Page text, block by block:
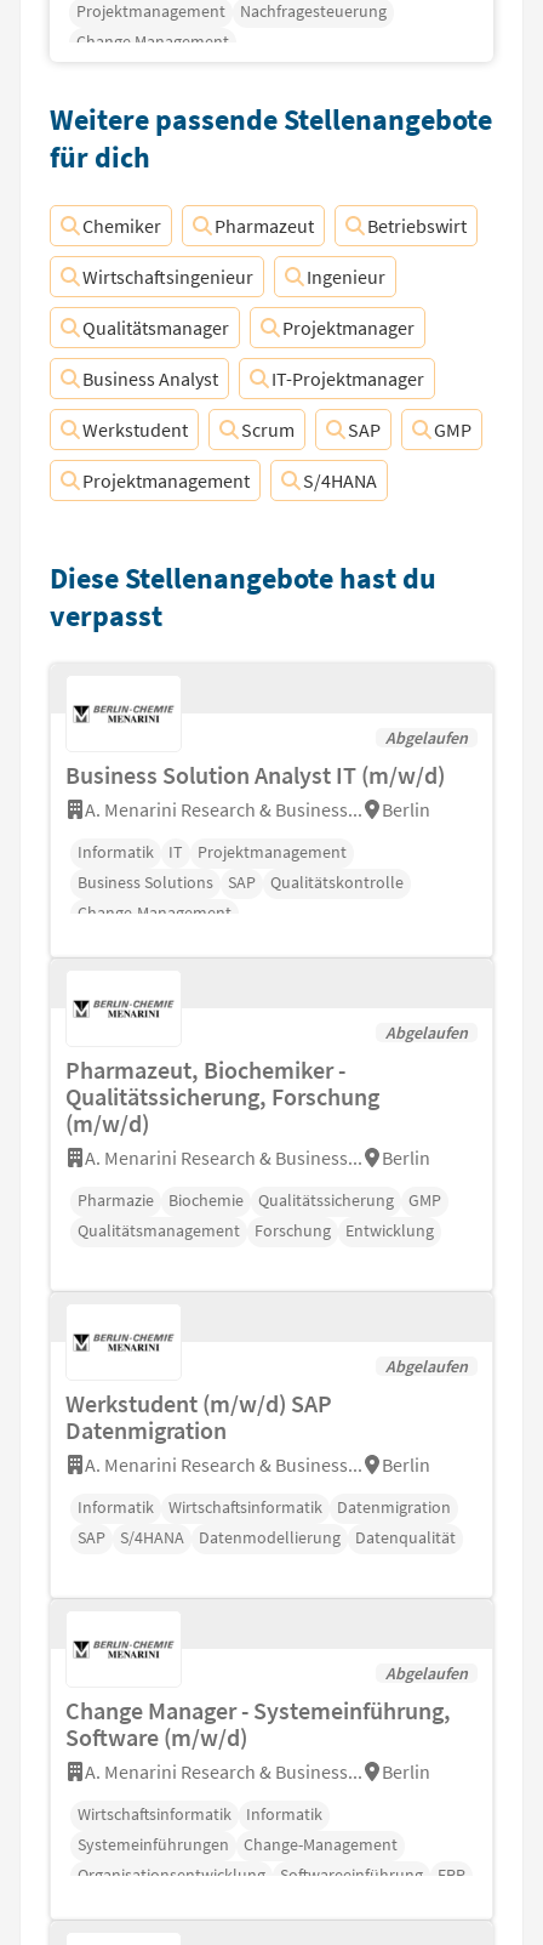
Projektmanagement
Nachfragesteuerung
Change Management
Weitere passende Stellenangebote
für dich
Chemiker Pharmazeut Betriebswirt
Wirtschaftsingenieur Ingenieur
Qualitätsmanager Projektmanager
Business Analyst IT-Projektmanager
Werkstudent Scrum SAP GMP
Projektmanagement S/4HANA
Diese Stellenangebote hast du
verpasst
Abgelaufen
Business Solution Analyst IT (m/w/d)
A. Menarini Research & Business... Berlin
Informatik IT
Projektmanagement
Business Solutions
SAP
Qualitätskontrolle
Change-Management
Abgelaufen
Pharmazeut, Biochemiker -
Qualitätssicherung, Forschung
(m/w/d)
A. Menarini Research & Business... Berlin
Pharmazie Biochemie Qualitätssicherung
GMP
Qualitätsmanagement
Forschung Entwicklung
Abgelaufen
Werkstudent (m/w/d) SAP
Datenmigration
A. Menarini Research & Business... Berlin
Informatik Wirtschaftsinformatik
Datenmigration
SAP
S/4HANA Datenmodellierung Datenqualität
Abgelaufen
Change Manager - Systemeinführung,
Software (m/w/d)
A. Menarini Research & Business... Berlin
Wirtschaftsinformatik
Informatik
Systemeinführungen
Change-Management
Organisationsentwicklung
Softwareeinführung ERP